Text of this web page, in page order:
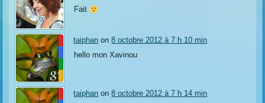
Fait
taiphan on8 octobre 2012 à 7 h 10 min
hello mon Xavinou
taiphan on8 octobre 2012 à 7 h 14 min